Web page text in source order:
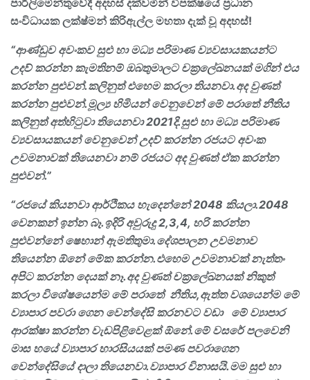
පාර්ලිමේන්තුවේදී අදහස් දක්වමින් විපක්ෂයේ ප්‍රධාන
සංවිධායක ලක්ෂ්මන් කිරිඇල්ල මහතා දැක් වූ අදහස්!
“ආණ්ඩුව අවංකව සුළු හා මධ්‍ය පරිමාණ ව්‍යවසායකයන්ට
උදව් කරන්න කැමතිනම් ඔබතුමාලට චක්‍රලේඛනයක් මගින් එය
කරන්න පුළුවන්.කලිනුත් එහෙම කරලා තියනවා.අද වුණත්
කරන්න පුළුවන්.මූල්‍ය හිමියන් වෙනුවෙන් මේ පරාතේ නීතිය
කලිනුත් අත්හිටුවා තියෙනවා2021දි.සුළු හා මධ්‍ය පරිමාණ
ව්‍යවසායකයන් වෙනුවෙන් උදව් කරන්න රජයට අවංක
උවමනාවක් තියෙනවා නම් රජයට අද වුණත් ඒක කරන්න
පුළුවන්.”
“රජයේ කියනවා ආර්ථිකය හැදෙන්නේ2048 කියලා.2048
වෙනකන් ඉන්න බෑ.ඉදිරි අවුරුදු2,3,4, හරි කරන්න
පුළුවන්නේ ෂෙහාන් ඇමතිතුමා.දේශපාලන උවමනාව
තියෙන්න ඕනේ මේක කරන්න.එහෙම උවමනාවක් නැත්තං
අපිට කරන්න දෙයක් නෑ.අද වුණත් චක්‍රලේඛනයක් නිකුත්
කරලා විශේෂයෙන්ම මේ පරාතේ නීතිය,ඇත්ත වශයෙන්ම මේ
ව්‍යාපාර පවරා ගෙන වෙන්දේසි කරනවට වඩා මේ ව්‍යාපාර
ආරක්ෂා කරන්න වැඩපිළිවෙළක් ඕනේ.මේ වසරේ පලවෙනි
මාස හයේ ව්‍යාපාර හාරසියයක් පමණ පවරාගෙන
වෙන්දේසියේ දාලා තියෙනවා.ව්‍යාපාර විනාසයි.මම සුළු හා